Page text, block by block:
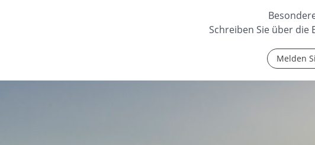
Schreiben Sie über die
Melden